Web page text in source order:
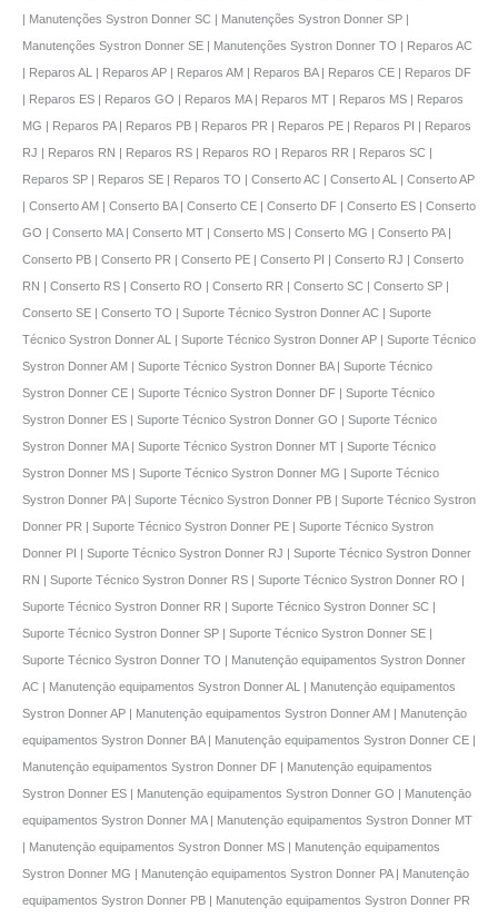
| Manutenções Systron Donner SC | Manutenções Systron Donner SP |
Manutenções Systron Donner SE | Manutenções Systron Donner TO | Reparos AC
| Reparos AL | Reparos AP | Reparos AM | Reparos BA | Reparos CE | Reparos DF
| Reparos ES | Reparos GO | Reparos MA | Reparos MT | Reparos MS | Reparos
MG | Reparos PA | Reparos PB | Reparos PR | Reparos PE | Reparos PI | Reparos
RJ | Reparos RN | Reparos RS | Reparos RO | Reparos RR | Reparos SC |
Reparos SP | Reparos SE | Reparos TO | Conserto AC | Conserto AL | Conserto AP
| Conserto AM | Conserto BA | Conserto CE | Conserto DF | Conserto ES | Conserto
GO | Conserto MA | Conserto MT | Conserto MS | Conserto MG | Conserto PA |
Conserto PB | Conserto PR | Conserto PE | Conserto PI | Conserto RJ | Conserto
RN | Conserto RS | Conserto RO | Conserto RR | Conserto SC | Conserto SP |
Conserto SE | Conserto TO | Suporte Técnico Systron Donner AC | Suporte
Técnico Systron Donner AL | Suporte Técnico Systron Donner AP | Suporte Técnico
Systron Donner AM | Suporte Técnico Systron Donner BA | Suporte Técnico
Systron Donner CE | Suporte Técnico Systron Donner DF | Suporte Técnico
Systron Donner ES | Suporte Técnico Systron Donner GO | Suporte Técnico
Systron Donner MA | Suporte Técnico Systron Donner MT | Suporte Técnico
Systron Donner MS | Suporte Técnico Systron Donner MG | Suporte Técnico
Systron Donner PA | Suporte Técnico Systron Donner PB | Suporte Técnico Systron
Donner PR | Suporte Técnico Systron Donner PE | Suporte Técnico Systron
Donner PI | Suporte Técnico Systron Donner RJ | Suporte Técnico Systron Donner
RN | Suporte Técnico Systron Donner RS | Suporte Técnico Systron Donner RO |
Suporte Técnico Systron Donner RR | Suporte Técnico Systron Donner SC |
Suporte Técnico Systron Donner SP | Suporte Técnico Systron Donner SE |
Suporte Técnico Systron Donner TO | Manutençāo equipamentos Systron Donner
AC | Manutençāo equipamentos Systron Donner AL | Manutençāo equipamentos
Systron Donner AP | Manutençāo equipamentos Systron Donner AM | Manutençāo
equipamentos Systron Donner BA | Manutençāo equipamentos Systron Donner CE |
Manutençāo equipamentos Systron Donner DF | Manutençāo equipamentos
Systron Donner ES | Manutençāo equipamentos Systron Donner GO | Manutençāo
equipamentos Systron Donner MA | Manutençāo equipamentos Systron Donner MT
| Manutençāo equipamentos Systron Donner MS | Manutençāo equipamentos
Systron Donner MG | Manutençāo equipamentos Systron Donner PA | Manutençāo
equipamentos Systron Donner PB | Manutençāo equipamentos Systron Donner PR